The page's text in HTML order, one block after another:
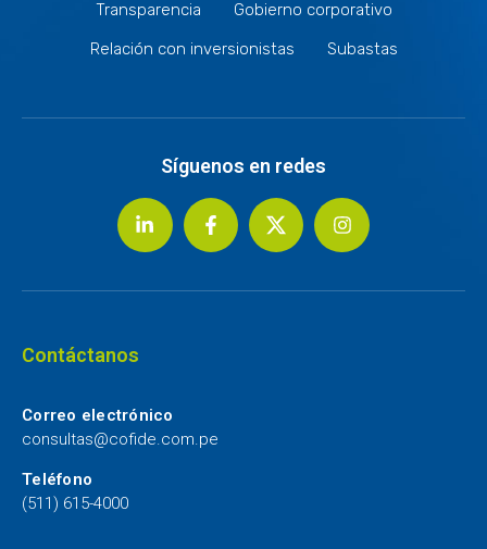
Transparencia
Gobierno corporativo
Relación con inversionistas
Subastas
Síguenos en redes
Contáctanos
Correo electrónico
consultas@cofide.com.pe
Teléfono
(511) 615-4000